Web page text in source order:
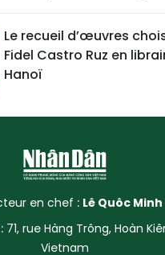
Le recueil d’œuvres
Fidel Castro Ruz en
Hanoï
en chef : Lê Quôc Minh
rue Hàng Trông, Hoàn
Vietnam